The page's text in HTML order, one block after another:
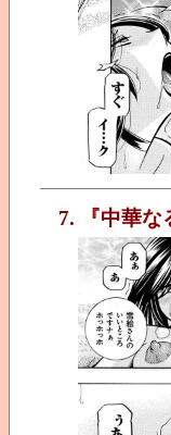
7. 『中華な